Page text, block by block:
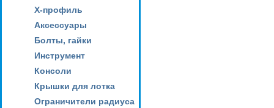
X-профиль
Аксессуары
Болты, гайки
Инструмент
Консоли
Крышки для лотка
Ограничители радиуса